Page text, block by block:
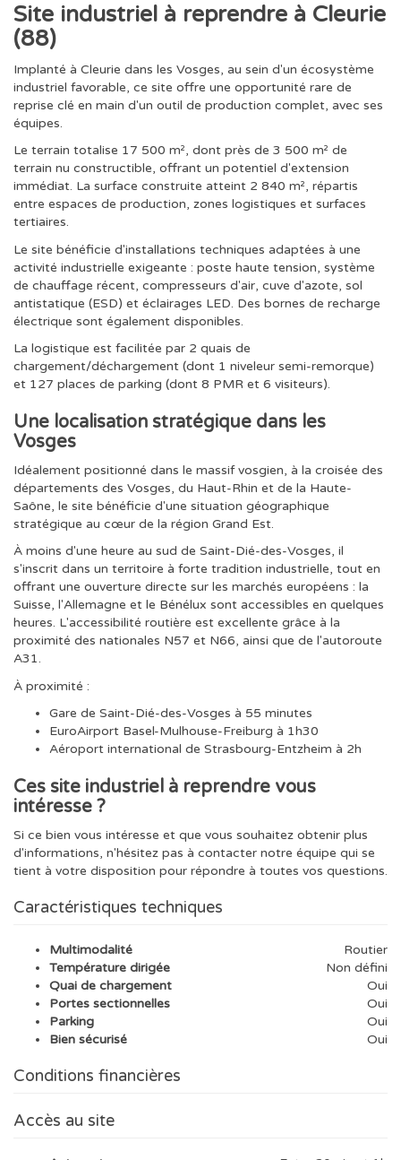
Site industriel à reprendre à Cleurie
(88)
Implanté à Cleurie dans les Vosges, au sein d'un écosystème
industriel favorable, ce site offre une opportunité rare de
reprise clé en main d'un outil de production complet, avec ses
équipes.
Le terrain totalise 17 500 m², dont près de 3 500 m² de
terrain nu constructible, offrant un potentiel d'extension
immédiat. La surface construite atteint 2 840 m², répartis
entre espaces de production, zones logistiques et surfaces
tertiaires.
Le site bénéficie d'installations techniques adaptées à une
activité industrielle exigeante : poste haute tension, système
de chauffage récent, compresseurs d'air, cuve d'azote, sol
antistatique (ESD) et éclairages LED. Des bornes de recharge
électrique sont également disponibles.
La logistique est facilitée par 2 quais de
chargement/déchargement (dont 1 niveleur semi-remorque)
et 127 places de parking (dont 8 PMR et 6 visiteurs).
Une localisation stratégique dans les
Vosges
Idéalement positionné dans le massif vosgien, à la croisée des
départements des Vosges, du Haut-Rhin et de la Haute-
Saône, le site bénéficie d'une situation géographique
stratégique au cœur de la région Grand Est.
À moins d'une heure au sud de Saint-Dié-des-Vosges, il
s'inscrit dans un territoire à forte tradition industrielle, tout en
offrant une ouverture directe sur les marchés européens : la
Suisse, l'Allemagne et le Bénélux sont accessibles en quelques
heures. L'accessibilité routière est excellente grâce à la
proximité des nationales N57 et N66, ainsi que de l'autoroute
A31.
À proximité :
Gare de Saint-Dié-des-Vosges à 55 minutes
EuroAirport Basel-Mulhouse-Freiburg à 1h30
Aéroport international de Strasbourg-Entzheim à 2h
Ces site industriel à reprendre vous
intéresse ?
Si ce bien vous intéresse et que vous souhaitez obtenir plus
d'informations, n'hésitez pas à contacter notre équipe qui se
tient à votre disposition pour répondre à toutes vos questions.
Caractéristiques techniques
Multimodalité
Routier
Température dirigée
Non défini
Quai de chargement
Oui
Portes sectionnelles
Oui
Parking
Oui
Bien sécurisé
Oui
Conditions financières
Accès au site